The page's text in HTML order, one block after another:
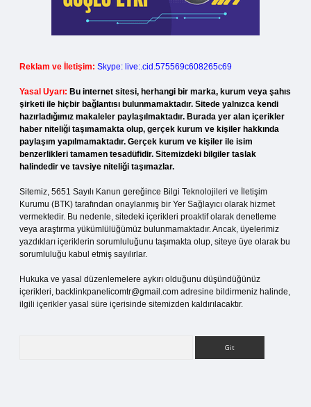
Reklam ve İletişim: Skype: live:.cid.575569c608265c69
Yasal Uyarı: Bu internet sitesi, herhangi bir marka, kurum veya şahıs
şirketi ile hiçbir bağlantısı bulunmamaktadır. Sitede yalnızca kendi
hazırladığımız makaleler paylaşılmaktadır. Burada yer alan içerikler
haber niteliği taşımamakta olup, gerçek kurum ve kişiler hakkında
paylaşım yapılmamaktadır. Gerçek kurum ve kişiler ile isim
benzerlikleri tamamen tesadüfidir. Sitemizdeki bilgiler taslak
halindedir ve tavsiye niteliği taşımazlar.
Sitemiz, 5651 Sayılı Kanun gereğince Bilgi Teknolojileri ve İletişim
Kurumu (BTK) tarafından onaylanmış bir Yer Sağlayıcı olarak hizmet
vermektedir. Bu nedenle, sitedeki içerikleri proaktif olarak denetleme
veya araştırma yükümlülüğümüz bulunmamaktadır. Ancak, üyelerimiz
yazdıkları içeriklerin sorumluluğunu taşımakta olup, siteye üye olarak bu
sorumluluğu kabul etmiş sayılırlar.
Hukuka ve yasal düzenlemelere aykırı olduğunu düşündüğünüz
içerikleri, backlinkpanelicomtr@gmail.com adresine bildirmeniz halinde,
ilgili içerikler yasal süre içerisinde sitemizden kaldırılacaktır.